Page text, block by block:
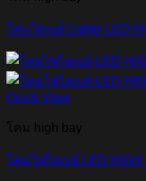
โคมไฮเบย์ Lighto LED
Quick View
โคม high bay
โคมไฟไฮเบย์ LED